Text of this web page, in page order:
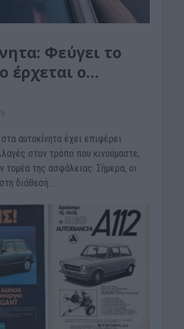
Φεύγει το
έρχεται ο…
αυτοκίνητα έχει επιφέρει
στον τρόπο που κινούμαστε,
τομέα της ασφάλειας. Σήμερα, οι
διάθεσή...